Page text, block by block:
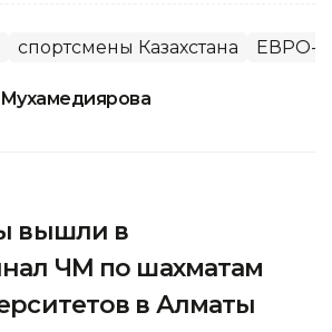
спортсмены Казахстана ЕВРО-
вышли в
ЧМ по шахматам
в Алматы